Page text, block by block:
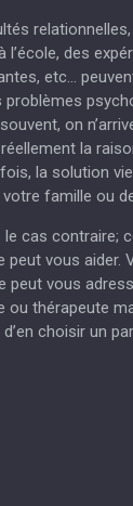
l’école, des
etc…
problèmes
on
la
la solution
famille ou
le cas contraire;
peut vous aider.
peut vous
ou thérapeute
choisir un